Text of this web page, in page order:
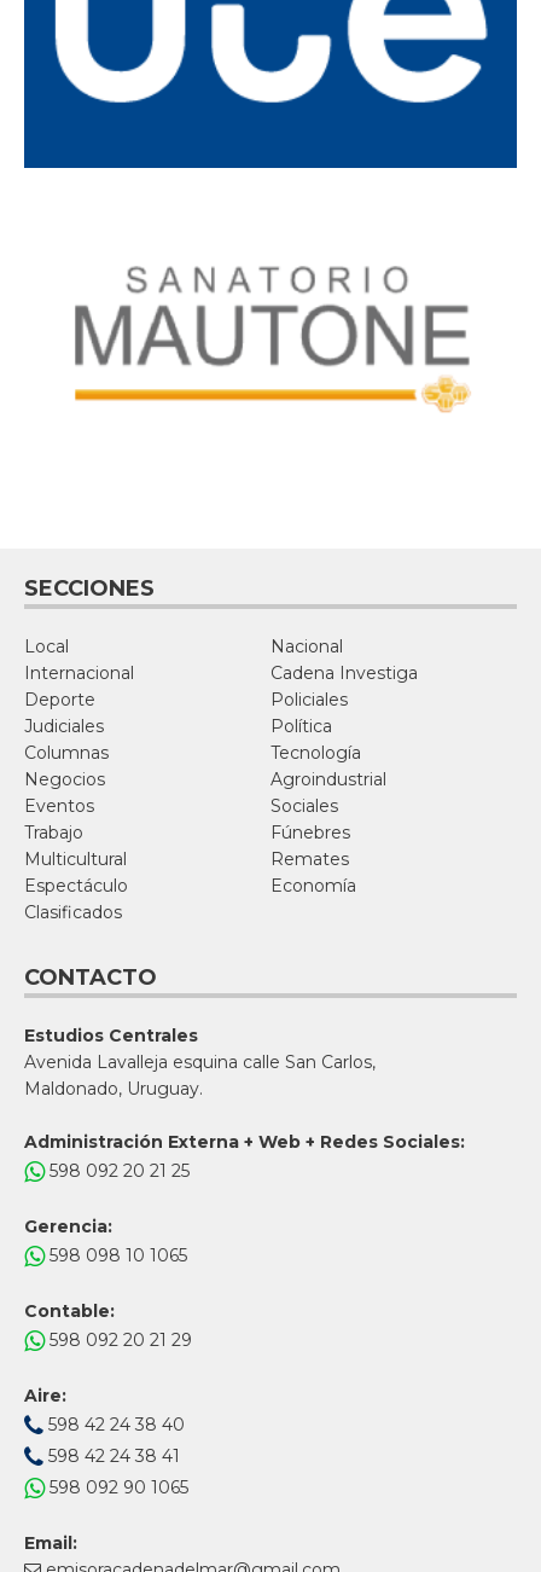
SECCIONES
Local
Nacional
Internacional
Cadena Investiga
Deporte
Policiales
Judiciales
Política
Columnas
Tecnología
Negocios
Agroindustrial
Eventos
Sociales
Trabajo
Fúnebres
Multicultural
Remates
Espectáculo
Economía
Clasificados
CONTACTO
Estudios Centrales
Avenida Lavalleja esquina calle San Carlos,
Maldonado, Uruguay.
Administración Externa + Web + Redes Sociales:
598 092 20 21 25
Gerencia:
598 098 10 1065
Contable:
598 092 20 21 29
Aire:
598 42 24 38 40
598 42 24 38 41
598 092 90 1065
Email: